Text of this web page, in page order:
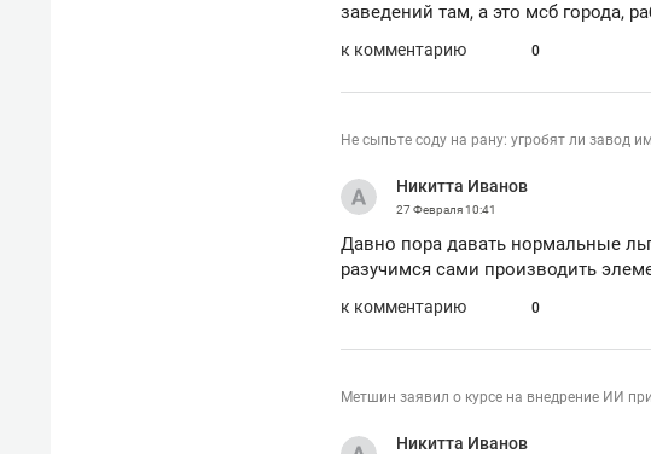
заведений там, а это мсб города,
к комментарию 0
Не сыпьте соду на рану: угробят ли завод
Никитта Иванов
27 Февраля10:41
Давно пора давать нормальные
разучимся сами производить
к комментарию 0
Метшин заявил о курсе на внедрение ИИ
Никитта Иванов